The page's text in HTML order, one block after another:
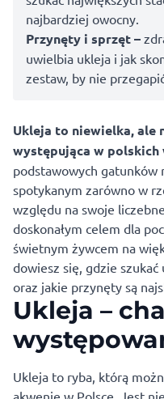
najbardziej owocny.
Przynęty i sprzęt –
uwielbia ukleja i jak
zestaw, by nie
Ukleja to niewielka, ale
występująca w polskich
podstawowych gatunków
spotykanym zarówno w
względu na swoje
doskonałym celem dla
świetnym żywcem na
dowiesz się, gdzie szukać
oraz jakie przynęty są
Ukleja –
Ukleja to ryba, którą
akwenie w Polsce. Jest